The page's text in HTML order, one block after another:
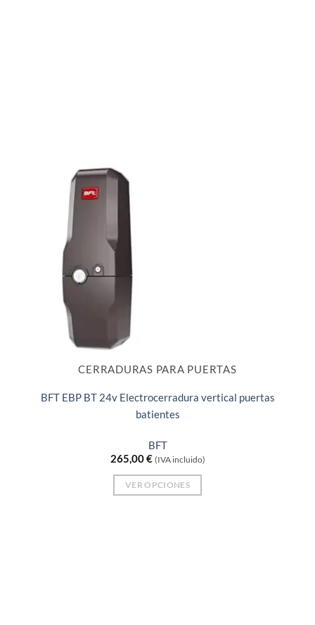
CERRADURAS PARA PUERTAS
BFT EBP BT 24v Electrocerradura vertical puertas
batientes
BFT
265,00€ (IVA incluido)
VER OPCIONES